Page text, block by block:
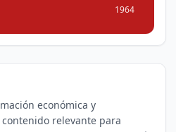
1964
económica y
relevante para